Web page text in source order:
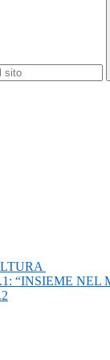
“INSIEME NEL